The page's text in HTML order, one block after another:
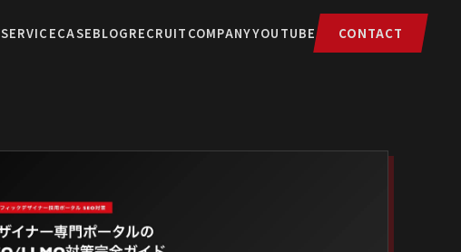
SERVICECASEBLOGRECRUIT COMPANYYOUTUBE CONTACT